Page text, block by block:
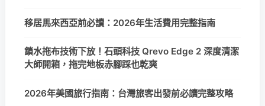
移居馬來西亞前必讀：2026年生活費用完整指南
鎖水拖布技術下放！石頭科技 Qrevo Edge 2 深度清潔
大師開箱，拖完地板赤腳踩也乾爽
2026年美國旅行指南：台灣旅客出發前必讀完整攻略